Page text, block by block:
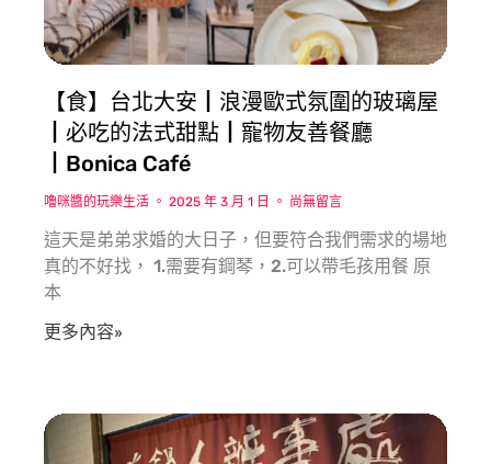
各擇一。
沐府火鍋的表現我覺得算中規中矩，湯頭有一定的水
準，肉品跟海鮮的部分則讓人驚艷，食材新鮮、肉片
厚度夠厚，品質也很棒，只是價格也很竹北，優點是
可以帶著毛孩一同前往用餐，推薦給你們。
【食】台北大安┃浪漫歐式氛圍的玻璃屋
┃必吃的法式甜點┃寵物友善餐廳
┃Bonica Café
嚕咪醬的玩樂生活 2025 年 3 月 1 日 尚無留言
這天是弟弟求婚的大日子，但要符合我們需求的場地
真的不好找， 1.需要有鋼琴，2.可以帶毛孩用餐 原
本
更多內容»